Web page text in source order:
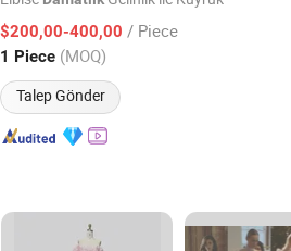
$200,00-400,00 / Piece
1 Piece (MOQ)
Talep Gönder
Fiyat 2026